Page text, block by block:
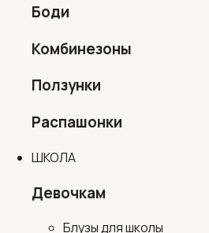
Боди
Комбинезоны
Ползунки
Распашонки
ШКОЛА
Девочкам
Блузы для школы